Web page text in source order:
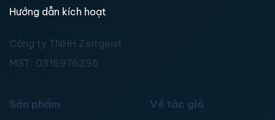
Hướng dẫn kích hoạt
Công ty TNHH Zeitgeist
MST: 0315976395
Sản phẩm Về tác giả